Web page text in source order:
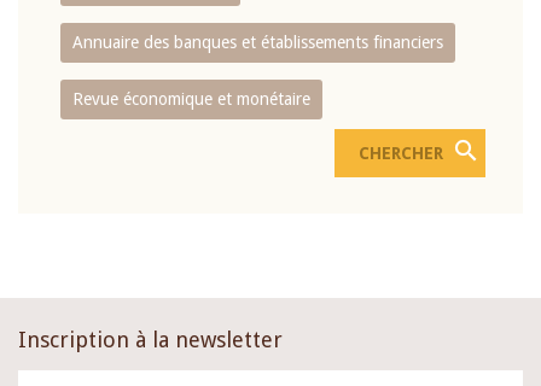
Annuaire des banques et établissements financiers
Revue économique et monétaire
Inscription à la newsletter